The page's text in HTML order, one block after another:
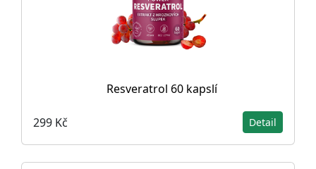
Resveratrol 60 kapslí
299 Kč Detail